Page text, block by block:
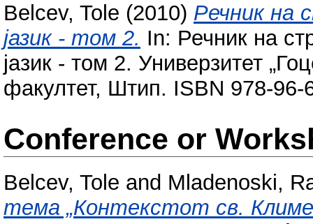
Belcev, Tole (2010) Речник на
јазик - том 2. In: Речник на
јазик - том 2. Универзитет
факултет, Штип. ISBN 978-96-
Conference or
Belcev, Tole and Mladenoski,
тема „Контекстот св.